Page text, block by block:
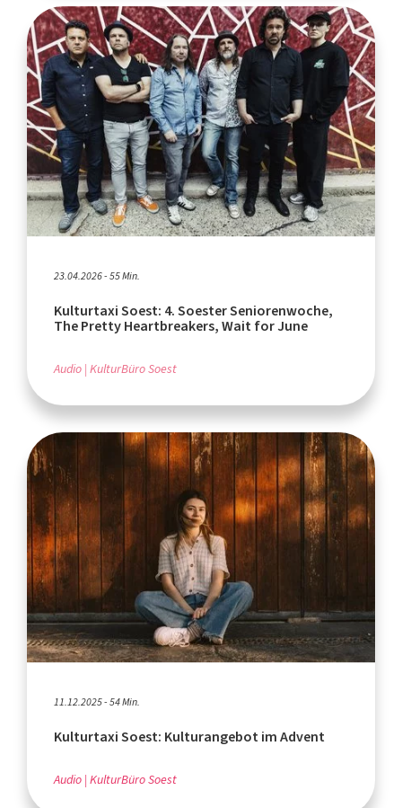
23.04.2026 - 55 Min.
Kulturtaxi Soest: 4. Soester Seniorenwoche,
The Pretty Heartbreakers, Wait for June
Audio KulturBüro Soest
11.12.2025 - 54 Min.
Kulturtaxi Soest: Kulturangebot im Advent
Audio KulturBüro Soest